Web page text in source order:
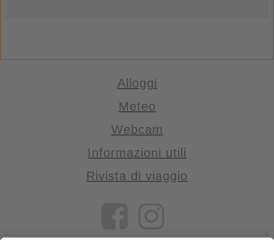
Alloggi
Meteo
Webcam
Informazioni utili
Rivista di viaggio